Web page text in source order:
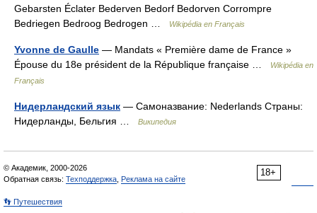
Gebarsten Éclater Bederven Bedorf Bedorven Corrompre
Bedriegen Bedroog Bedrogen …
Wikipédia en Français
Yvonne de Gaulle — Mandats « Première dame de France »
Épouse du 18e président de la République française …
Wikipédia en
Français
Нидерландский язык — Самоназвание: Nederlands Страны:
Нидерланды, Бельгия …
Википедия
18+
© Академик, 2000-2026
Обратная связь: Техподдержка Реклама на сайте
👣 Путешествия